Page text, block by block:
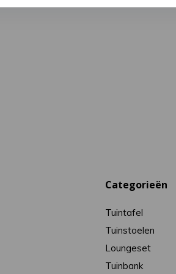
Categorieën
Tuintafel
Tuinstoelen
Loungeset
Tuinbank